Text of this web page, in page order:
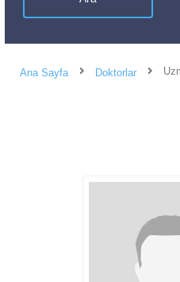
Ana Sayfa Doktorlar